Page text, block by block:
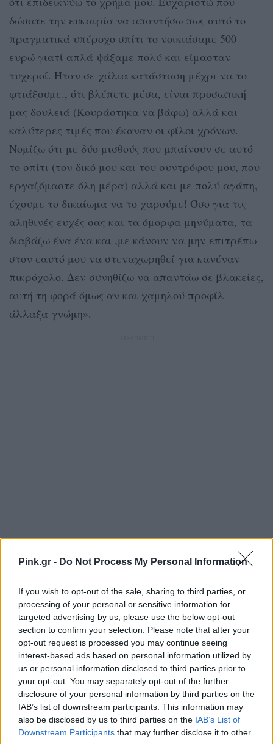
Pink.gr - Do Not Process My Personal Information
If you wish to opt-out of the sale, sharing to third parties, or
processing of your personal or sensitive information for
targeted advertising by us, please use the below opt-out
section to confirm your selection. Please note that after your
opt-out request is processed you may continue seeing
interest-based ads based on personal information utilized by
us or personal information disclosed to third parties prior to
your opt-out. You may separately opt-out of the further
disclosure of your personal information by third parties on the
IAB’s list of downstream participants. This information may
also be disclosed by us to third parties on the IAB’s List of
Downstream Participants that may further disclose it to other
δώσατε την ευκαιρία να απαντήσω πως αυτό το
πραγματικά υπέροχο σπίτι το νοικιάσαμε 500
ευρώ γιατί απλά ψάξαμε πολύ και είμασταν
τυχεροί. Ήταν σε χάλια κατάσταση μέχρι να το
φτιάξουμε., ότι βλέπετε μέσα, είναι προσωπική
μας δουλειά (Κουράστηκα να βάφω) αλλά και
καλύτερες τιμές που έκαναν οι φίλοι χρόνων.
Νομίζω ότι με δύο μισθούς που μπαίνουν σε αυτό
το σπίτι (τον δικό μου και του συντρόφου μου, που
εργαζόμαστε όλη μέρα) αλλά και με πολύ αγάπη,
έχουμε το δικαίωμα να το χαρούμε! Όσο για τις
αληθινές ευχές σας και τα όμορφα μηνύματα, τα
διαβάζω ένα ένα και ,με κάνουν να μην επιτρέπω
στον εαυτό μου να στεναχωρηθεί για κανέναν
πικρόχολο. Δεν συνηθίζω να απαντάω σε βλακείες,
αυτή τη φορά όμως αν και χαμηλού προφίλ
άλλαξα γνώμη».
Ακολουθήστε το Pink.gr στοGoogle Newsκαι
μάθετε πρώτοι τα πιο hot νέα.
Ακολουθήστε το Pink.gr και στοInstagram